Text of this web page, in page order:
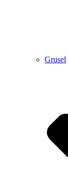
Grusel